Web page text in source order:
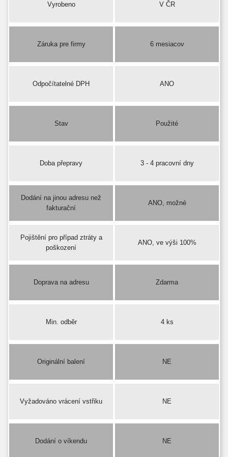
Vyrobeno V ČR
Záruka pre firmy 6 mesiacov
Odpočítatelné DPH ANO
Stav Použité
Doba přepravy 3 - 4 pracovní dny
Dodání na jinou adresu než
fakturační
ANO, možné
Pojištění pro případ ztráty a
poškození
ANO, ve výši 100%
Doprava na adresu Zdarma
Min. odběr 4 ks
Originální balení NE
Vyžadováno vrácení vstřiku NE
Dodání o víkendu NE